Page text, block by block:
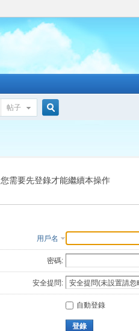
帖子
索
您需要先登錄才能繼續本操作
用戶名
密碼:
安全提問:
自動登錄
登錄